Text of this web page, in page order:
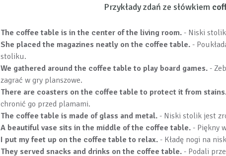
Przykłady zdań ze słówkiem
The coffee table is in the center of the living room. - Niski
She placed the magazines neatly on the coffee table. -
stoliku.
We gathered around the coffee table to play board games. -
zagrać w gry planszowe.
There are coasters on the coffee table to protect it from
chronić go przed plamami.
The coffee table is made of glass and metal. - Niski stolik jest
A beautiful vase sits in the middle of the coffee table. - Piękny
I put my feet up on the coffee table to relax. - Kładę nogi na
They served snacks and drinks on the coffee table. - Podali